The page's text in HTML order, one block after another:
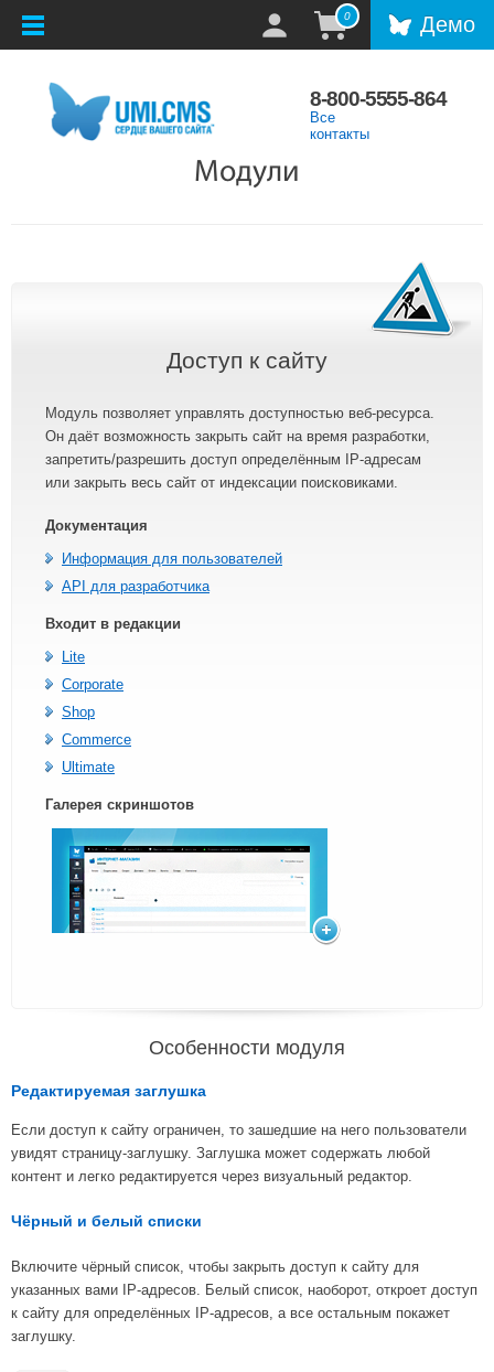
0 Демо
8-800-5555-864
Все
контакты
Модули
Доступ к сайту
Модуль позволяет управлять доступностью веб-ресурса.
Он даёт возможность закрыть сайт на время разработки,
запретить/разрешить доступ определённым IP-адресам
или закрыть весь сайт от индексации поисковиками.
Документация
Информация для пользователей
API для разработчика
Входит в редакции
Lite
Corporate
Shop
Commerce
Ultimate
Галерея скриншотов
Особенности модуля
Редактируемая заглушка
Если доступ к сайту ограничен, то зашедшие на него пользователи
увидят страницу-заглушку. Заглушка может содержать любой
контент и легко редактируется через визуальный редактор.
Чёрный и белый списки
Включите чёрный список, чтобы закрыть доступ к сайту для
указанных вами IP-адресов. Белый список, наоборот, откроет доступ
к сайту для определённых IP-адресов, а все остальным покажет
заглушку.